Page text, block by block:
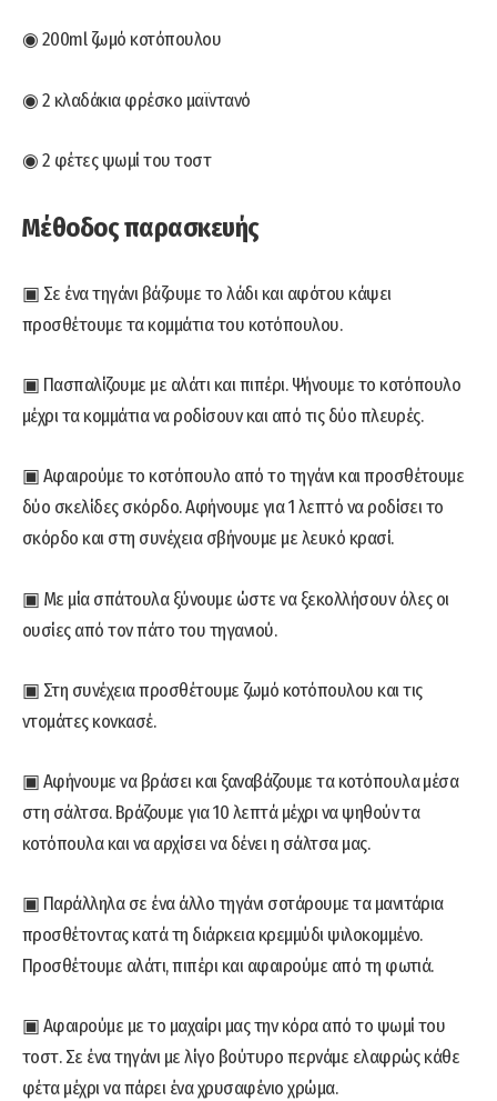
◉ 200ml ζωμό κοτόπουλου
◉ 2 κλαδάκια φρέσκο μαϊντανό
◉ 2 φέτες ψωμί του τοστ
Μέθοδος παρασκευής
▣ Σε ένα τηγάνι βάζουμε το λάδι και αφότου κάψει
προσθέτουμε τα κομμάτια του κοτόπουλου.
▣ Πασπαλίζουμε με αλάτι και πιπέρι. Ψήνουμε το κοτόπουλο
μέχρι τα κομμάτια να ροδίσουν και από τις δύο πλευρές.
▣ Αφαιρούμε το κοτόπουλο από το τηγάνι και προσθέτουμε
δύο σκελίδες σκόρδο. Αφήνουμε για 1 λεπτό να ροδίσει το
σκόρδο και στη συνέχεια σβήνουμε με λευκό κρασί.
▣ Με μία σπάτουλα ξύνουμε ώστε να ξεκολλήσουν όλες οι
ουσίες από τον πάτο του τηγανιού.
▣ Στη συνέχεια προσθέτουμε ζωμό κοτόπουλου και τις
ντομάτες κονκασέ.
▣ Αφήνουμε να βράσει και ξαναβάζουμε τα κοτόπουλα μέσα
στη σάλτσα. Βράζουμε για 10 λεπτά μέχρι να ψηθούν τα
κοτόπουλα και να αρχίσει να δένει η σάλτσα μας.
▣ Παράλληλα σε ένα άλλο τηγάνι σοτάρουμε τα μανιτάρια
προσθέτοντας κατά τη διάρκεια κρεμμύδι ψιλοκομμένο.
Προσθέτουμε αλάτι, πιπέρι και αφαιρούμε από τη φωτιά.
▣ Αφαιρούμε με το μαχαίρι μας την κόρα από το ψωμί του
τοστ. Σε ένα τηγάνι με λίγο βούτυρο περνάμε ελαφρώς κάθε
φέτα μέχρι να πάρει ένα χρυσαφένιο χρώμα.